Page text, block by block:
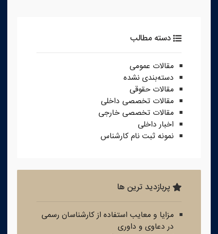
دسته مطالب
مقالات عمومی
دسته‌بندی نشده
مقالات حقوقی
مقالات تخصصی داخلی
مقالات تخصصی خارجی
اخبار داخلی
نمونه ثبت نام کارشناس
پربازدید ترین ها
مزایا و معایب استفاده از کارشناسان رسمی
در دعاوی و داوری